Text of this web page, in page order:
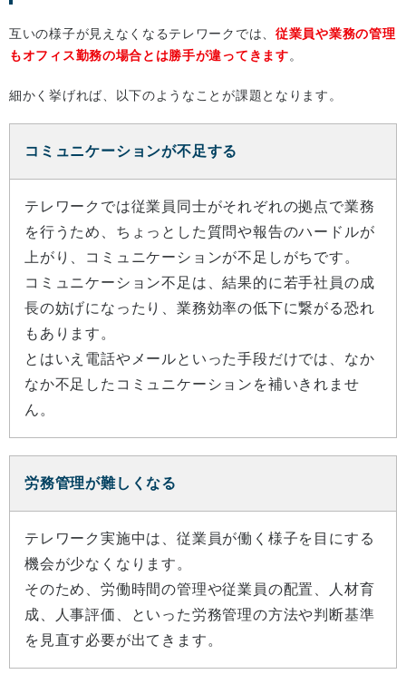
互いの様子が見えなくなるテレワークでは、 従業員や業務の管理
もオフィス勤務の場合とは勝手が違ってきます。
細かく挙げれば、以下のようなことが課題となります。
コミュニケーションが不足する
テレワークでは従業員同士がそれぞれの拠点で業務
を行うため、ちょっとした質問や報告のハードルが
上がり、コミュニケーションが不足しがちです。
コミュニケーション不足は、結果的に若手社員の成
長の妨げになったり、業務効率の低下に繋がる恐れ
もあります。
とはいえ電話やメールといった手段だけでは、なか
なか不足したコミュニケーションを補いきれませ
ん。
労務管理が難しくなる
テレワーク実施中は、従業員が働く様子を目にする
機会が少なくなります。
そのため、労働時間の管理や従業員の配置、人材育
成、人事評価、といった労務管理の方法や判断基準
を見直す必要が出てきます。